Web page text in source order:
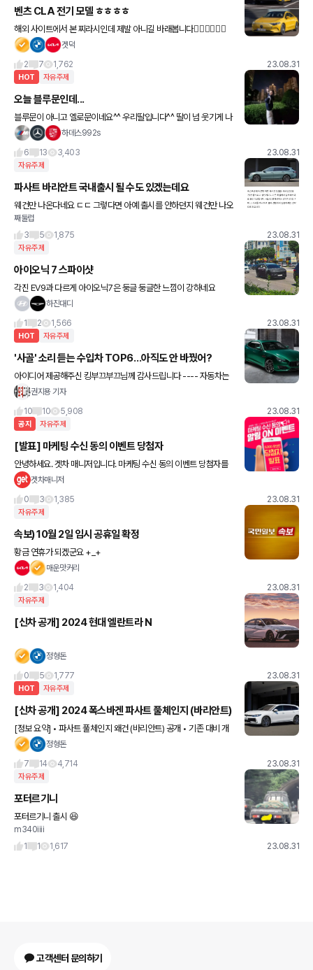
벤츠 CLA 전기 모델 ㅎㅎㅎㅎ
해외 사이트에서 본 찌라시인데 제발 아니길 바래봅니다🤦🏻‍♂️🤦🏻‍♂️
🤦🏻‍♂️🤦🏻‍♂️ 일단 전기랑 일반은 다 나오는거 같네요
겟덕
2
7 1,762 23.08.31
HOT 자유주제
오늘 블루문인데...
블루문이 아니고 옐로문이네요^^ 우리딸입니다^^ 딸이 넘 웃기게 나
와서 걍 올려봅니다. 아파트 사이로 엄청 크고 빛나는데 사진은 별루
하데스992s
6
13 3,403 23.08.31
자유주제
파사트 바리안트 국내출시 될 수도 있겠는데요
웨건만 나온다네요 ㄷㄷ 그렇다면 아예 출시를 안하던지 웨건만 나오
던지.. 지금 중형 웨건이 v60cc 하나 뿐인데 소나타급 웨건이 대중차
째둘럽
3
5 1,875 23.08.31
자유주제
아이오닉 7 스파이샷
각진 EV9과 다르게 아이오닉7은 둥글 둥글한 느낌이 강하네요
하진대디
1
2 1,566 23.08.31
HOT 자유주제
'사골' 소리 듣는 수입차 TOP6…아직도 안 바꿨어?
아이디어 제공해주신 킹부끄부끄님께 감사드립니다 ---- 자동차는
일정 주기를 갖고 모델 체인지를 단행한다. 보통 신차 출시 후 3~4년
권지용 기자
10
10 5,908 23.08.31
공지 자유주제
[발표] 마케팅 수신 동의 이벤트 당첨자
안녕하세요. 겟차 매니저입니다. 마케팅 수신 동의 이벤트 당첨자를
발표합니다🎉 이벤트에 참여해주신 모든 분들께 감사드립니다. 앞으
겟차매니저
0
3 1,385 23.08.31
자유주제
속보) 10월 2일 임시 공휴일 확정
황금 연휴가 되겠군요 +_+
매운맛커리
2
3 1,404 23.08.31
자유주제
[신차 공개] 2024 현대 엘란트라 N
정형돈
0
5 1,777 23.08.31
HOT 자유주제
[신차 공개] 2024 폭스바겐 파사트 풀체인지 (바리안트)
[정보 요약] • 파사트 풀체인지 왜건 (바리안트) 공개 • 기존 대비 개
선된 사이즈 • 15인치 디지털 디스플레이 탑재 • 신규 인포테인먼트
정형돈
7
14 4,714 23.08.31
자유주제
포터르기니
포터르기니 출시 😆
m340iiii
1
1 1,617 23.08.31
고객센터 문의하기